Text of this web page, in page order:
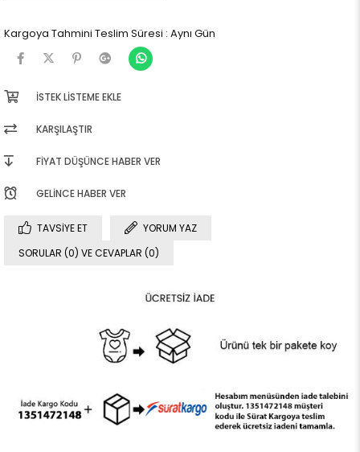
Kargoya Tahmini Teslim Süresi : Aynı Gün
İSTEK LISTEME EKLE
KARŞILAŞTIR
FIYAT DÜŞÜNCE HABER VER
GELINCE HABER VER
TAVSIYE ET
YORUM YAZ
SORULAR (0) VE CEVAPLAR (0)